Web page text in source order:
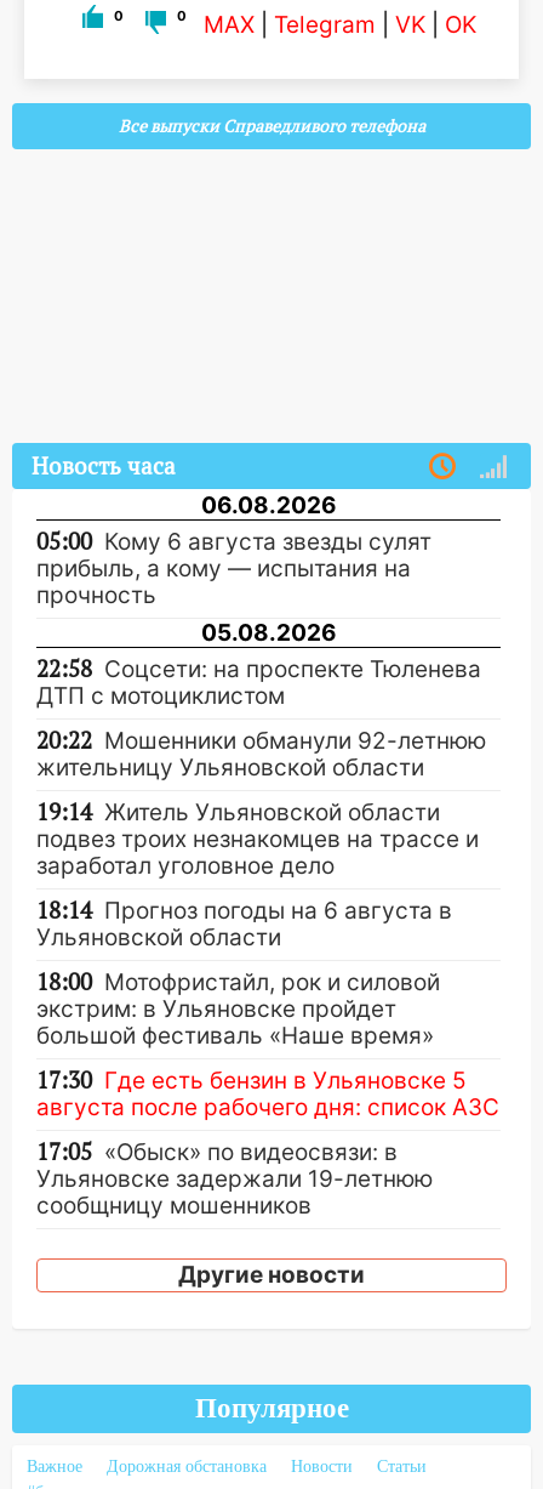
0 0 MAX Telegram VK OK
Все выпуски Справедливого телефона
Новость часа
06.08.2026
05:00 Кому 6 августа звезды сулят
прибыль, а кому — испытания на
прочность
05.08.2026
22:58 Соцсети: на проспекте Тюленева
ДТП с мотоциклистом
20:22 Мошенники обманули 92-летнюю
жительницу Ульяновской области
19:14 Житель Ульяновской области
подвез троих незнакомцев на трассе и
заработал уголовное дело
18:14 Прогноз погоды на 6 августа в
Ульяновской области
18:00 Мотофристайл, рок и силовой
экстрим: в Ульяновске пройдет
большой фестиваль «Наше время»
17:30 Где есть бензин в Ульяновске 5
августа после рабочего дня: список АЗС
17:05 «Обыск» по видеосвязи: в
Ульяновске задержали 19-летнюю
сообщницу мошенников
16:12
Вешкайме посиделки с судимым
перевернулась на мопеде и попала в
больницу
15:59
Ульяновец отдал более 14
Другие новости
Популярное
Важное Дорожная обстановка Новости
Статьи